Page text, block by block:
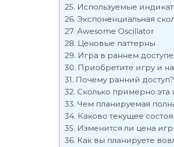
Используемые
Экспоненциальная
Awesome Oscillator
Ценовые паттерны
Игра в раннем доступе
Приобретите игру и
Почему ранний доступ?
Сколько примерно эта
Чем планируемая
Каково текущее
Изменится ли цена
Как вы планируете